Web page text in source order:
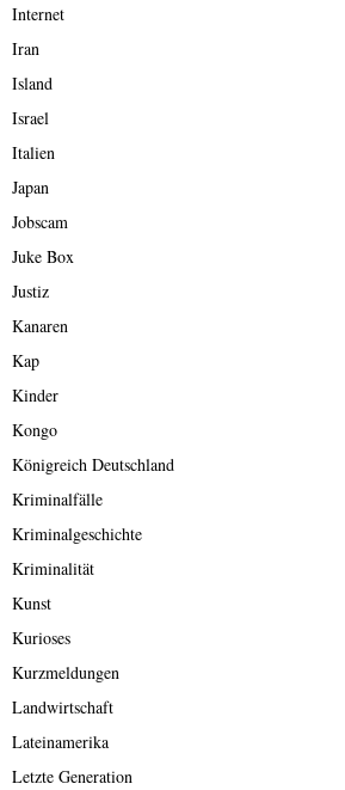
Internet
Iran
Island
Israel
Italien
Japan
Jobscam
Juke Box
Justiz
Kanaren
Kap
Kinder
Kongo
Königreich Deutschland
Kriminalfälle
Kriminalgeschichte
Kriminalität
Kunst
Kurioses
Kurzmeldungen
Landwirtschaft
Lateinamerika
Letzte Generation